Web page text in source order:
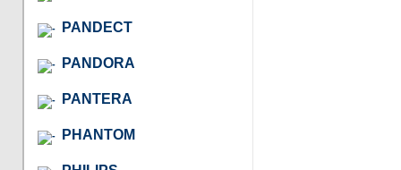
PANDECT
PANDORA
PANTERA
PHANTOM